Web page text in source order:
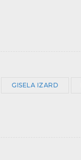
GISELA IZARD